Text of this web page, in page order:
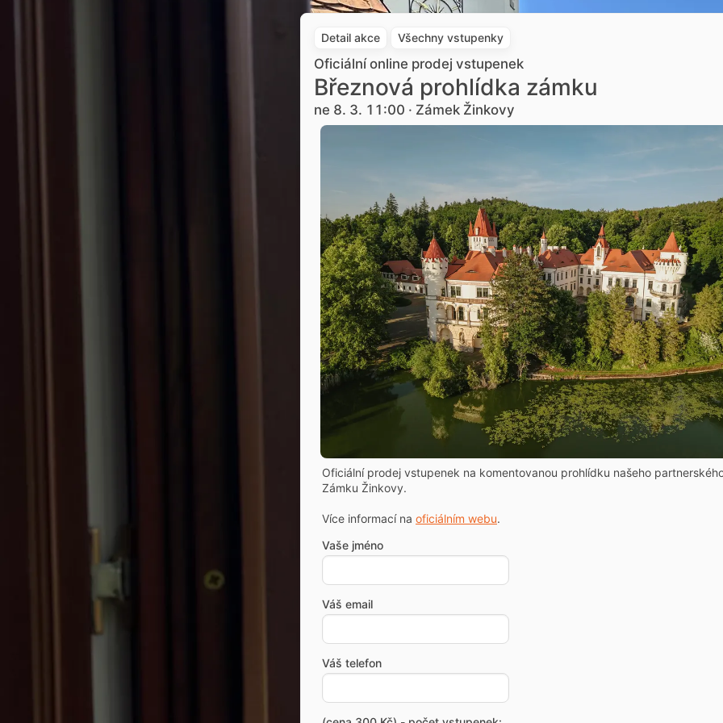
Detail akce Všechny vstupenky
Oficiální online prodej vstupenek
Březnová prohlídka zámku
ne 8. 3. 11:00 · Zámek Žinkovy
Oficiální prodej vstupenek na komentovanou prohlídku našeho
Zámku Žinkovy.
Více informací na oficiálním webu.
Vaše jméno
Váš email
Váš telefon